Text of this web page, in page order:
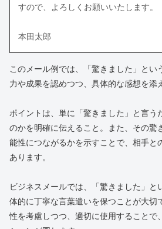
すので、よろしくお願いいたします。
本田太郎
このメール例では、「驚きました」とい
力や成果を認めつつ、具体的な感想を添
ポイントは、単に「驚きました」と言う
のかを明確に伝えること。また、その驚
能性につながるかを示すことで、相手と
あります。
ビジネスメールでは、「驚きました」と
体的に丁寧な言葉遣いを保つことが大切
性を考慮しつつ、適切に使用することで